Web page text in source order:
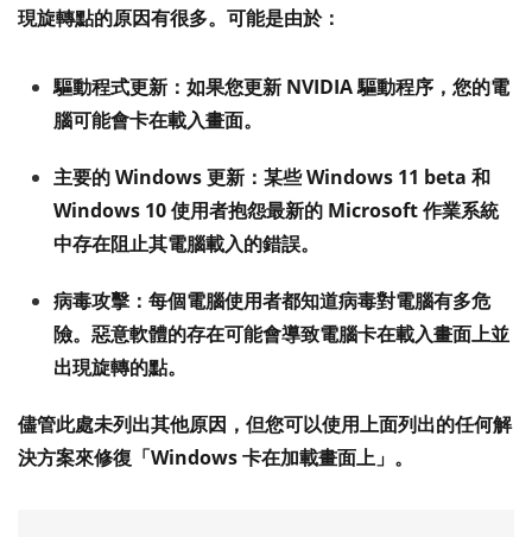
現旋轉點的原因有很多。可能是由於：
驅動程式更新： 如果您更新 NVIDIA 驅動程序，您的電
腦可能會卡在載入畫面。
主要的 Windows 更新： 某些 Windows 11 beta 和
Windows 10 使用者抱怨最新的 Microsoft 作業系統
中存在阻止其電腦載入的錯誤。
病毒攻擊： 每個電腦使用者都知道病毒對電腦有多危
險。惡意軟體的存在可能會導致電腦卡在載入畫面上並
出現旋轉的點。
儘管此處未列出其他原因，但您可以使用上面列出的任何解
決方案來修復「Windows 卡在加載畫面上」。